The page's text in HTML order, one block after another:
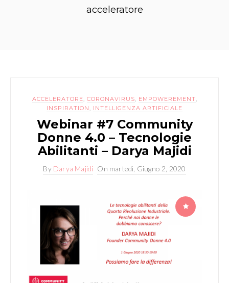
acceleratore
ACCELERATORE, CORONAVIRUS, EMPOWEREMENT,
INSPIRATION , INTELLIGENZA ARTIFICIALE
Webinar #7 Community
Donne 4.0 – Tecnologie
Abilitanti – Darya Majidi
By Darya Majidi On martedì, Giugno 2, 2020